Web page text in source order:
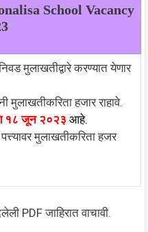
School Vacancy
मुलाखतीद्वारे करण्यात येणार
मुलाखतीकरिता हजार राहावे.
१८ जून २०२३ आहे.
मुलाखतीकरिता हजर
PDF जाहिरात वाचावी.